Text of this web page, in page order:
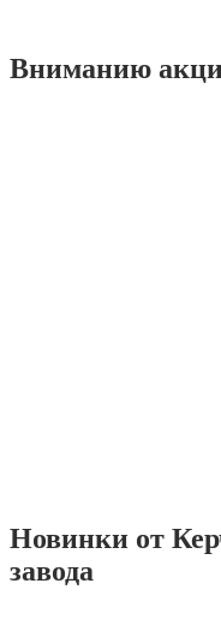
Вниманию
Новинки от
завода